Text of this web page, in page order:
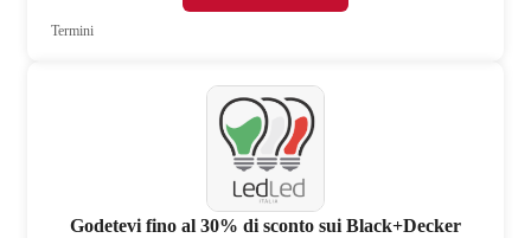
Termini
Godetevi fino al 30% di sconto sui Black+Decker